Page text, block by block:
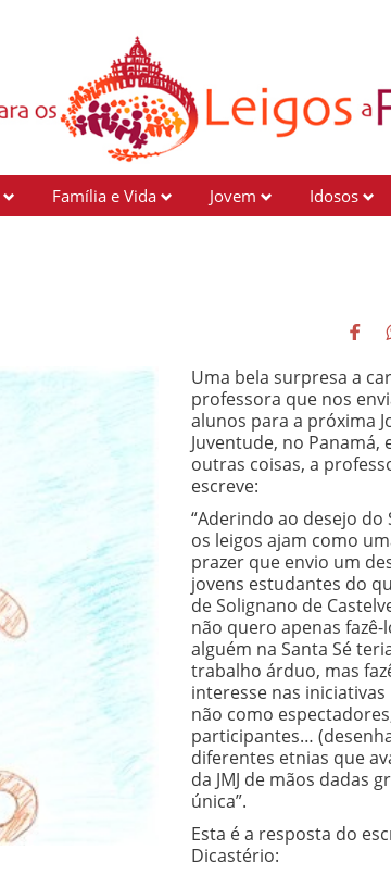
Família e Vida Jovem Idosos
Uma bela surpresa a
professora que nos
alunos para a próxima
Juventude, no Panamá,
outras coisas, a
escreve:
“Aderindo ao desejo do
os leigos ajam como
prazer que envio um
jovens estudantes do
de Solignano de
não quero apenas
alguém na Santa Sé
trabalho árduo, mas
interesse nas
não como
participantes…
diferentes etnias que
da JMJ de mãos dadas
única”.
Esta é a resposta do
Dicastério: